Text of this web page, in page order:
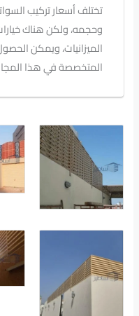
تختلف أسعار تركيب
وحجمه، ولكن هناك
الميزانيات، ويمكن
المتخصصة في هذا